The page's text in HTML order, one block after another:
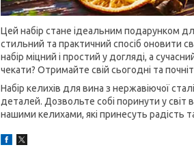
Цей набір стане ідеальним подарунком
стильний та практичний спосіб оновити
набір міцний і простий у догляді, а
чекати? Отримайте свій сьогодні та
Набір келихів для вина з нержавіючої
деталей. Дозвольте собі поринути у світ
нашими келихами, які принесуть радість